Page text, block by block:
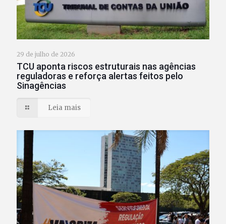
29 de julho de 2026
TCU aponta riscos estruturais nas agências
reguladoras e reforça alertas feitos pelo
Sinagências
Leia mais